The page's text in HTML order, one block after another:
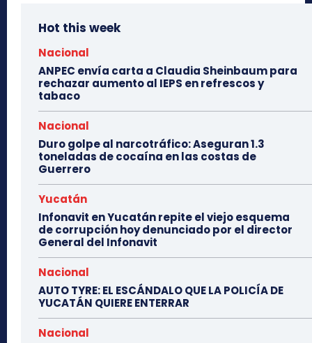
Hot this week
Nacional
ANPEC envía carta a Claudia Sheinbaum para
rechazar aumento al IEPS en refrescos y
tabaco
Nacional
Duro golpe al narcotráfico: Aseguran 1.3
toneladas de cocaína en las costas de
Guerrero
Yucatán
Infonavit en Yucatán repite el viejo esquema
de corrupción hoy denunciado por el director
General del Infonavit
Nacional
AUTO TYRE: EL ESCÁNDALO QUE LA POLICÍA DE
YUCATÁN QUIERE ENTERRAR
Nacional